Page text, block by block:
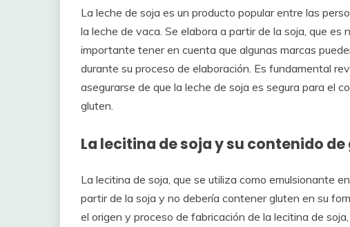
La leche de soja es un producto popular entre las
la leche de vaca. Se elabora a partir de la soja, que es
importante tener en cuenta que algunas marcas
durante su proceso de elaboración. Es fundamental
asegurarse de que la leche de soja es segura para el
gluten.
La lecitina de soja y su contenido
La lecitina de soja, que se utiliza como emulsionante
partir de la soja y no debería contener gluten en su
el origen y proceso de fabricación de la lecitina de